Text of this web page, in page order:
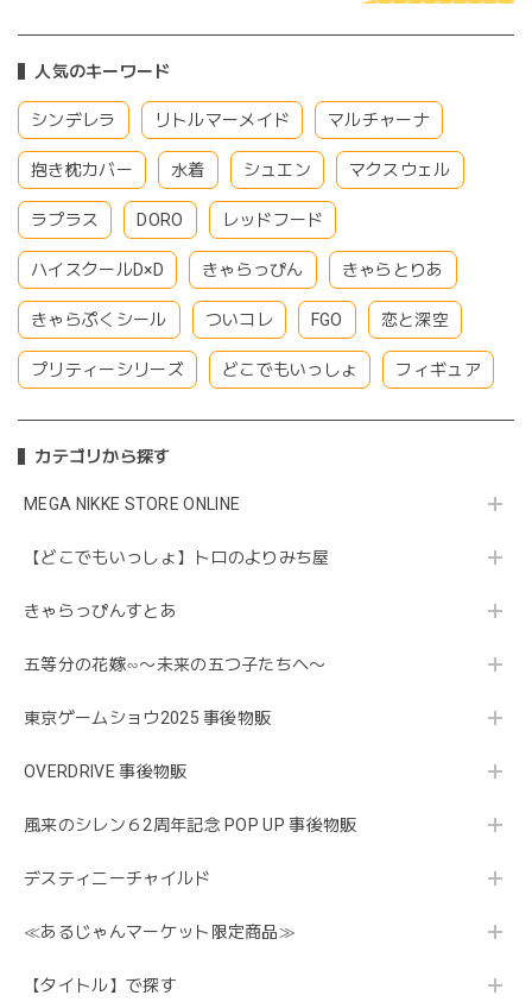
人気のキーワード
シンデレラ リトルマーメイド マルチャーナ
抱き枕カバー 水着 シュエン マクスウェル
ラプラス DORO レッドフード
ハイスクールD×D きゃらっぴん きゃらとりあ
きゃらぷくシール ついコレ FGO 恋と深空
プリティーシリーズ どこでもいっしょ フィギュア
カテゴリから探す
MEGA NIKKE STORE ONLINE
【どこでもいっしょ】トロのよりみち屋
きゃらっぴんすとあ
五等分の花嫁∽〜未来の五つ子たちへ〜
東京ゲームショウ2025 事後物販
OVERDRIVE 事後物販
風来のシレン６2周年記念 POP UP 事後物販
デスティニーチャイルド
≪あるじゃんマーケット限定商品≫
【タイトル】で探す